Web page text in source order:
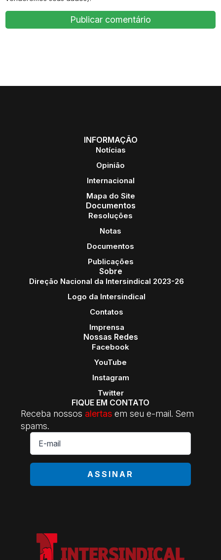
INFORMAÇÃO
Notícias
Opinião
Internacional
Mapa do Site
Documentos
Resoluções
Notas
Documentos
Publicações
Sobre
Direção Nacional da Intersindical 2023-26
Logo da Intersindical
Contatos
Imprensa
Nossas Redes
Facebook
YouTube
Instagram
Twitter
FIQUE EM CONTATO
Receba nossos alertas em seu e-mail. Sem
spams.
E-
mail
ASSINAR